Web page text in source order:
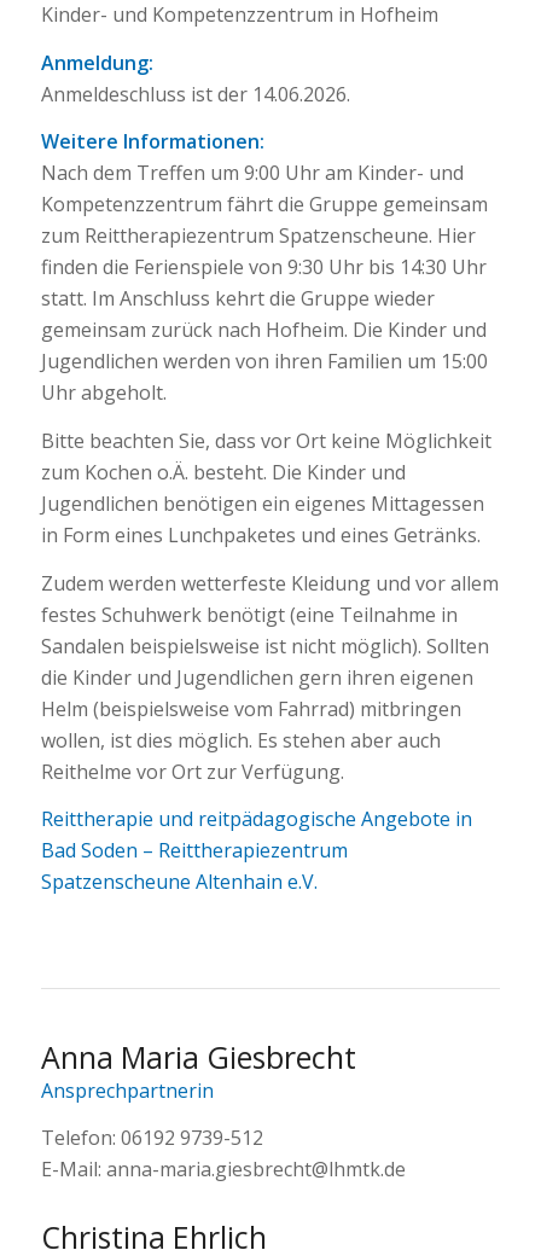
Kinder- und Kompetenzzentrum in Hofheim
Anmeldung:
Anmeldeschluss ist der 14.06.2026.
Weitere Informationen:
Nach dem Treffen um 9:00 Uhr am Kinder- und
Kompetenzzentrum fährt die Gruppe gemeinsam
zum Reittherapiezentrum Spatzenscheune. Hier
finden die Ferienspiele von 9:30 Uhr bis 14:30 Uhr
statt. Im Anschluss kehrt die Gruppe wieder
gemeinsam zurück nach Hofheim. Die Kinder und
Jugendlichen werden von ihren Familien um 15:00
Uhr abgeholt.
Bitte beachten Sie, dass vor Ort keine Möglichkeit
zum Kochen o.Ä. besteht. Die Kinder und
Jugendlichen benötigen ein eigenes Mittagessen
in Form eines Lunchpaketes und eines Getränks.
Zudem werden wetterfeste Kleidung und vor allem
festes Schuhwerk benötigt (eine Teilnahme in
Sandalen beispielsweise ist nicht möglich). Sollten
die Kinder und Jugendlichen gern ihren eigenen
Helm (beispielsweise vom Fahrrad) mitbringen
wollen, ist dies möglich. Es stehen aber auch
Reithelme vor Ort zur Verfügung.
Reittherapie und reitpädagogische Angebote in
Bad Soden – Reittherapiezentrum
Spatzenscheune Altenhain e.V.
Anna Maria Giesbrecht
Ansprechpartnerin
Telefon: 06192 9739-512
E-Mail: anna-maria.giesbrecht@lhmtk.de
Christina Ehrlich